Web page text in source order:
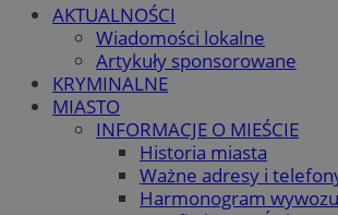
AKTUALNOŚCI
Wiadomości lokalne
Artykuły sponsorowane
KRYMINALNE
MIASTO
INFORMACJE O MIEŚCIE
Historia miasta
Ważne adresy i
Harmonogram